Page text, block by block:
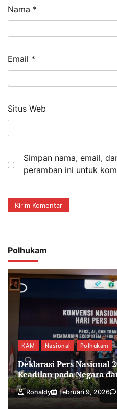
Nama *
Email *
Situs Web
Simpan nama, email,
peramban ini untuk
Polhukam
KAM Nasional Polhukam
Deklarasi Pers Nasional
Keadilan pada Negara
Ronaldy Februari 9, 2026